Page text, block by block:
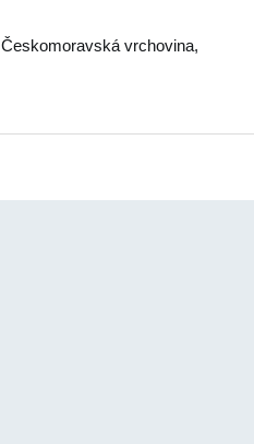
Českomoravská vrchovina,